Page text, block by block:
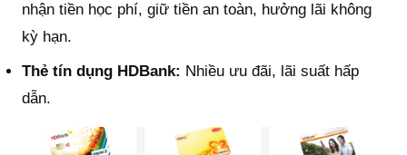
nhận tiền học phí, giữ tiền an toàn, hưởng lãi không
kỳ hạn.
Thẻ tín dụng HDBank: Nhiều ưu đãi, lãi suất hấp
dẫn.